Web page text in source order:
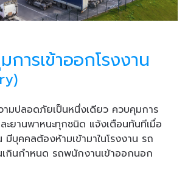
ารเข้าออกโรงงาน
ามปลอดภัยเป็นหนึ่งเดียว ควบคุมการ
ะยานพาหนะทุกชนิด แจ้งเตือนทันทีเมื่อ
บุคคลต้องห้ามเข้ามาในโรงงาน รถ
กินกำหนด รถพนักงานเข้าออกนอก